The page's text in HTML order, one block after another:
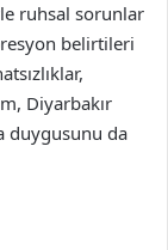
ruhsal sorunlar
belirtileri
Diyarbakır
duygusunu da